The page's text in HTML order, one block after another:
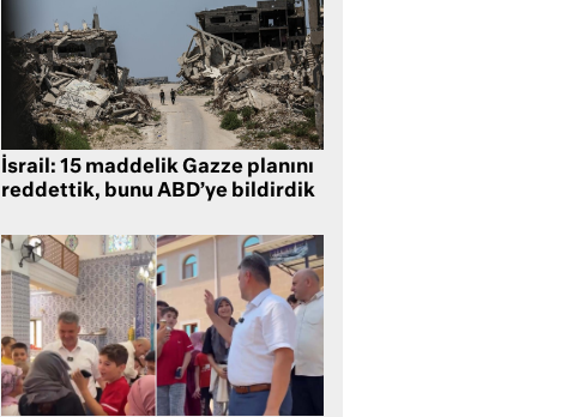
İsrail: 15 maddelik Gazze planını
reddettik, bunu ABD’ye bildirdik